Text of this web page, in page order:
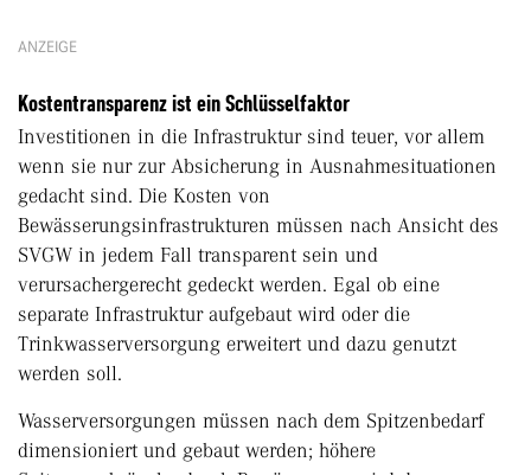
ANZEIGE
Kostentransparenz ist ein Schlüsselfaktor
Investitionen in die Infrastruktur sind teuer, vor allem
wenn sie nur zur Absicherung in Ausnahmesituationen
gedacht sind. Die Kosten von
Bewässerungsinfrastrukturen müssen nach Ansicht des
SVGW in jedem Fall transparent sein und
verursachergerecht gedeckt werden. Egal ob eine
separate Infrastruktur aufgebaut wird oder die
Trinkwasserversorgung erweitert und dazu genutzt
werden soll.
Wasserversorgungen müssen nach dem Spitzenbedarf
dimensioniert und gebaut werden; höhere